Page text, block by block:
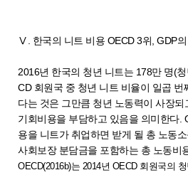
Ⅴ. 한국의 니트 비용 OECD 3위, GDP
2016년 한국의 청년 니트는 178만 명(
CD 회원국 중 청년 니트 비율이 일곱 번
다는 것은 그만큼 청년 노동력이 사장
기회비용을 부담하고 있음을 의미한다.
용을 니트가 취업하면 받게 될 총 노동
사회보장 분담금을 포함하는 총 노동비
OECD(2016b)는 2014년 OECD 회원국의